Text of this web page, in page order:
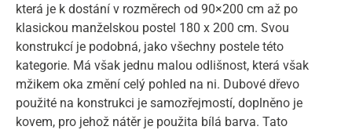
která je k dostání v rozměrech od 90×200 cm až po
klasickou manželskou postel 180 x 200 cm. Svou
konstrukcí je podobná, jako všechny postele této
kategorie. Má však jednu malou odlišnost, která však
mžikem oka změní celý pohled na ni. Dubové dřevo
použité na konstrukci je samozřejmostí, doplněno je
kovem, pro jehož nátěr je použita bílá barva. Tato